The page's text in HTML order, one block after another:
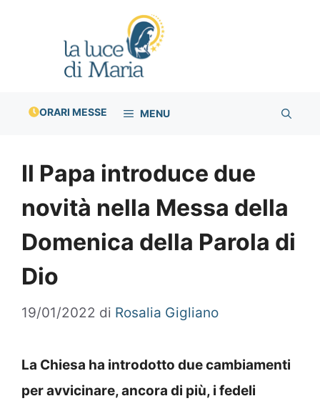
ORARI MESSE MENU
Il Papa introduce due
novità nella Messa della
Domenica della Parola di
Dio
19/01/2022 di Rosalia Gigliano
La Chiesa ha introdotto due cambiamenti
per avvicinare, ancora di più, i fedeli